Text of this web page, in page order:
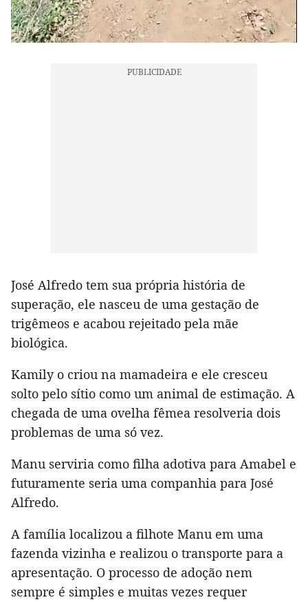
José Alfredo tem sua própria história de
superação, ele nasceu de uma gestação de
trigêmeos e acabou rejeitado pela mãe
biológica.
Kamily o criou na mamadeira e ele cresceu
solto pelo sítio como um animal de estimação. A
chegada de uma ovelha fêmea resolveria dois
problemas de uma só vez.
Manu serviria como filha adotiva para Amabel e
futuramente seria uma companhia para José
Alfredo.
A família localizou a filhote Manu em uma
fazenda vizinha e realizou o transporte para a
apresentação. O processo de adoção nem
sempre é simples e muitas vezes requer